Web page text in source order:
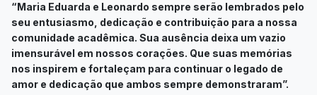
“Maria Eduarda e Leonardo sempre serão lembrados pelo
seu entusiasmo, dedicação e contribuição para a nossa
comunidade acadêmica. Sua ausência deixa um vazio
imensurável em nossos corações. Que suas memórias
nos inspirem e fortaleçam para continuar o legado de
amor e dedicação que ambos sempre demonstraram”.